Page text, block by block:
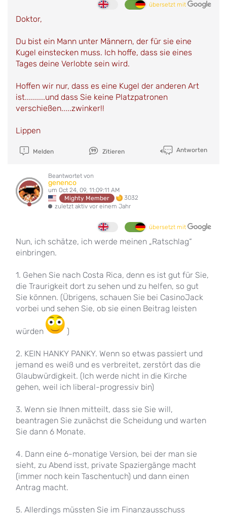
übersetzt mit
Doktor,
Du bist ein Mann unter Männern, der für sie eine
Kugel einstecken muss. Ich hoffe, dass sie eines
Tages deine Verlobte sein wird.
Hoffen wir nur, dass es eine Kugel der anderen Art
ist..........und dass Sie keine Platzpatronen
verschießen.....zwinker!!
Lippen
Melden Zitieren Antworten
Beantwortet von
genenco
um Oct 24, 09, 11:09:11 AM
Mighty Member
3032
zuletzt aktiv vor einem Jahr
übersetzt mit
Nun, ich schätze, ich werde meinen „Ratschlag“
einbringen.
1. Gehen Sie nach Costa Rica, denn es ist gut für Sie,
die Traurigkeit dort zu sehen und zu helfen, so gut
Sie können. (Übrigens, schauen Sie bei CasinoJack
vorbei und sehen Sie, ob sie einen Beitrag leisten
würden )
2. KEIN HANKY PANKY. Wenn so etwas passiert und
jemand es weiß und es verbreitet, zerstört das die
Glaubwürdigkeit. (Ich werde nicht in die Kirche
gehen, weil ich liberal-progressiv bin)
3. Wenn sie Ihnen mitteilt, dass sie Sie will,
beantragen Sie zunächst die Scheidung und warten
Sie dann 6 Monate.
4. Dann eine 6-monatige Version, bei der man sie
sieht, zu Abend isst, private Spaziergänge macht
(immer noch kein Taschentuch) und dann einen
Antrag macht.
5. Allerdings müssten Sie im Finanzausschuss